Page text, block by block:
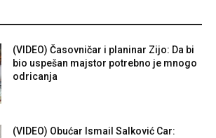
(VIDEO) Časovničar i planinar Zijo: Da bi
bio uspešan majstor potrebno je mnogo
odricanja
(VIDEO) Obućar Ismail Salković Car: